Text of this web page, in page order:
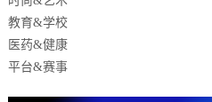
教育&学校
医药&健康
平台&赛事